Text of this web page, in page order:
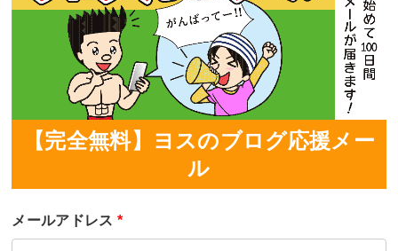
【完全無料】ヨスのブログ応援メー
ル
メールアドレス *